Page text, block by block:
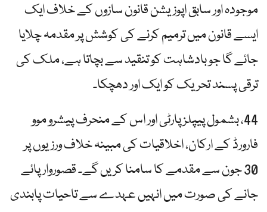
موجودہ اور سابق اپوزیشن قانون سازوں کے خلاف ایک
ایسے قانون میں ترمیم کرنے کی کوشش پر مقدمہ چلایا
جائے گا جو بادشاہت کو تنقید سے بچاتا ہے، ملک کی
ترقی پسند تحریک کو ایک اور دھچکا۔
44، بشمول پیپلز پارٹی اور اس کے منحرف پیشرو موو
فارورڈ کے ارکان، اخلاقیات کی مبینہ خلاف ورزیوں پر
30 جون سے مقدمے کا سامنا کریں گے۔ قصوروار پائے
جانے کی صورت میں انہیں عہدے سے تاحیات پابندی